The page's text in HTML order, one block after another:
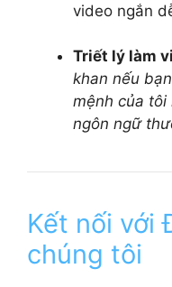
video ngắn
Triết lý làm
khan nếu
mệnh của tôi
ngôn ngữ
Kết nối với
chúng tôi